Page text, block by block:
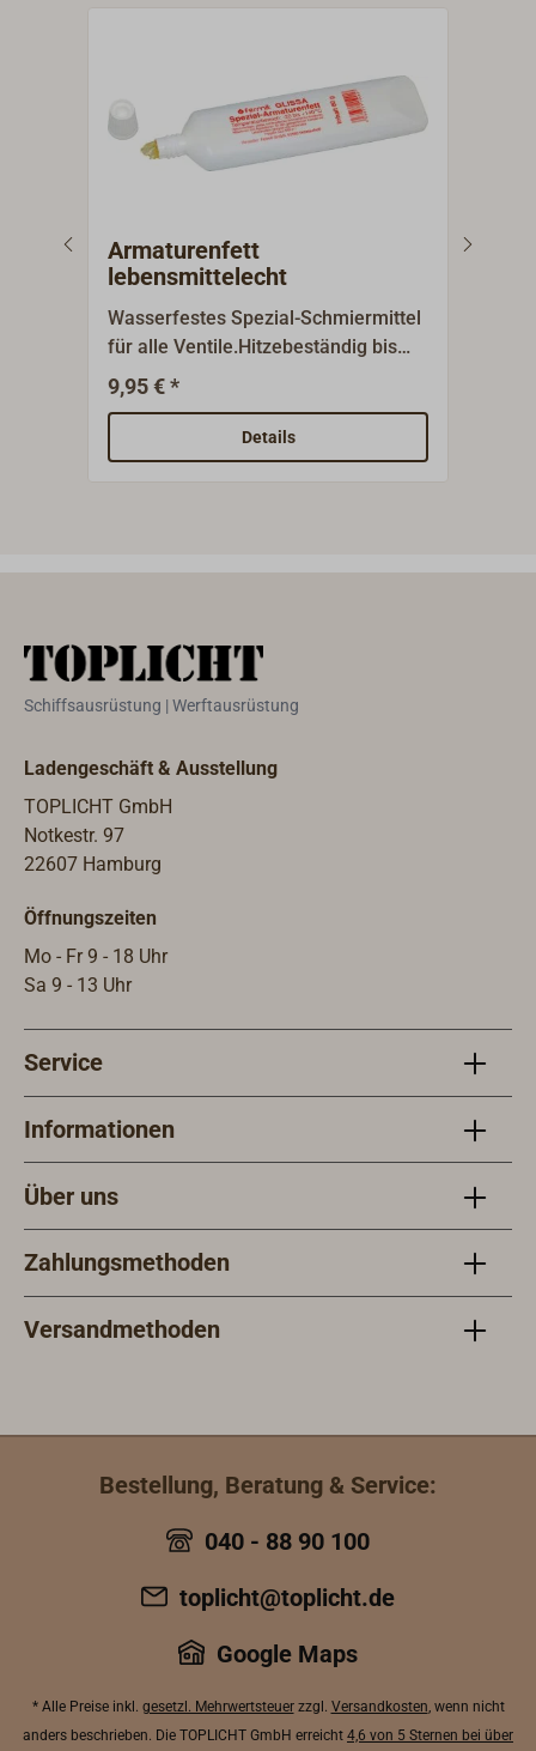
Armaturenfett
lebensmittelecht
Wasserfestes Spezial-Schmiermittel
für alle Ventile.Hitzebeständig bis
160°C, Trinkwasser geeignet.
9,95 € *
Details
Schiffsausrüstung | Werftausrüstung
Ladengeschäft & Ausstellung
TOPLICHT GmbH
Notkestr. 97
22607 Hamburg
Öffnungszeiten
Mo - Fr 9 - 18 Uhr
Sa 9 - 13 Uhr
Service
Informationen
Über uns
Zahlungsmethoden
Versandmethoden
Bestellung, Beratung & Service:
040 - 88 90 100
toplicht@toplicht.de
Google Maps
* Alle Preise inkl. gesetzl. Mehrwertsteuerzzgl. Versandkosten, wenn nicht
anders beschrieben. Die TOPLICHT GmbH erreicht 4,6 von 5 Sternen bei über